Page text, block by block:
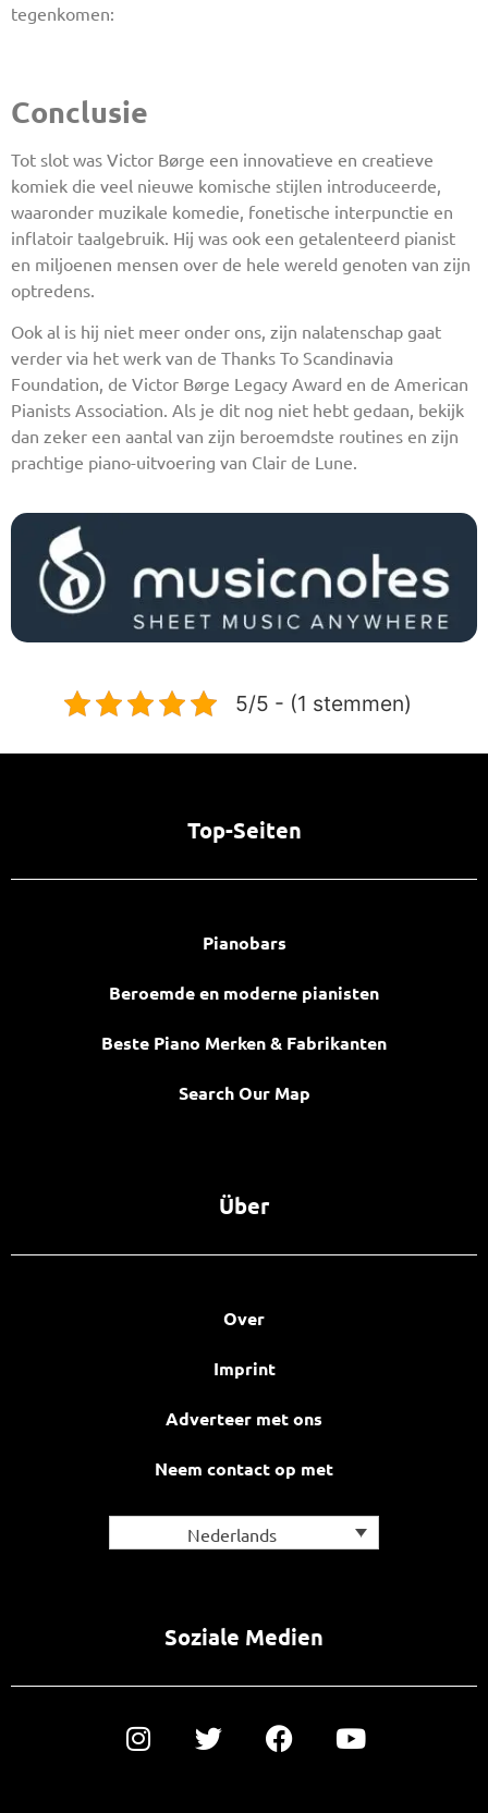
tegenkomen:
Conclusie
Tot slot was Victor Børge een innovatieve en creatieve
komiek die veel nieuwe komische stijlen introduceerde,
waaronder muzikale komedie, fonetische interpunctie en
inflatoir taalgebruik. Hij was ook een getalenteerd pianist
en miljoenen mensen over de hele wereld genoten van zijn
optredens.
Ook al is hij niet meer onder ons, zijn nalatenschap gaat
verder via het werk van de Thanks To Scandinavia
Foundation, de Victor Børge Legacy Award en de American
Pianists Association. Als je dit nog niet hebt gedaan, bekijk
dan zeker een aantal van zijn beroemdste routines en zijn
prachtige piano-uitvoering van Clair de Lune.
5/5 - (1 stemmen)
Top-Seiten
Pianobars
Beroemde en moderne pianisten
Beste Piano Merken & Fabrikanten
Search Our Map
Über
Over
Imprint
Adverteer met ons
Neem contact op met
Nederlands
Soziale Medien